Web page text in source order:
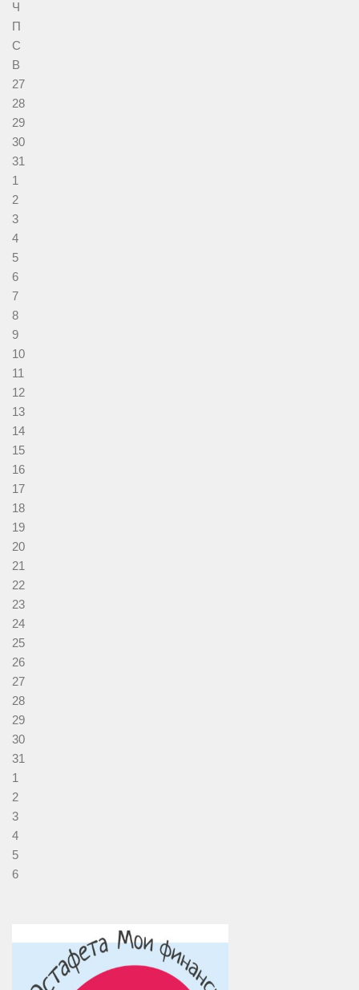
Ч
П
С
В
27
28
29
30
31
1
2
3
4
5
6
7
8
9
10
11
12
13
14
15
16
17
18
19
20
21
22
23
24
25
26
27
28
29
30
31
1
2
3
4
5
6